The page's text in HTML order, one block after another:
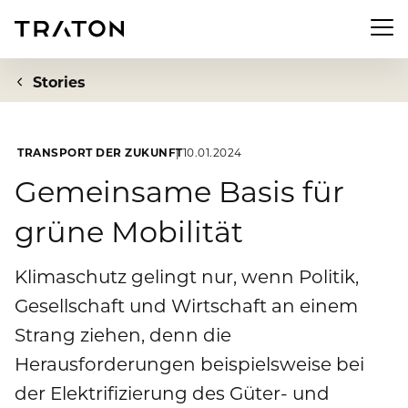
Zur Übersichtsseite: Unternehmen
Über uns
Strategie
Vorstand
Aufsichtsrat
Investor Relations
Zur Übersichtsseite: Investor Relations
Aktie
Finanzkennzahlen
Newsroom
Zur Übersichtsseite: Newsroom
Pressemeldungen
Nachhaltigkeit
Zur Übersichtsseite: Nachhaltigkeit
Stories
TRANSPORT DER ZUKUNFT10.01.2024
Gemeinsame Basis für
grüne Mobilität
Klimaschutz gelingt nur, wenn Politik,
Gesellschaft und Wirtschaft an einem
Strang ziehen, denn die
Herausforderungen beispielsweise bei
der Elektrifizierung des Güter- und